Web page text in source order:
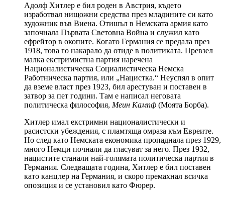
Адолф Хитлер е бил роден в Австрия, където
изработвал нищожни средства през младините си като
художник във Виена. Отишъл в Немската армия като
започнала Първата Световна Война и служил като
ефрейтор в окопите. Когато Германия се предала през
1918, това го накарало да отиде в политиката. Превзел
малка екстримистна партия наречена
Националистическа Социалистическа Немска
Работническа партия, или „Нацистка.“ Неуспял в опит
да вземе власт през 1923, бил арестуван и поставен в
затвор за пет години. Там е написал неговата
политическа философия, Меин Кампф (Моята Борба).
Хитлер имал екстримни националистически и
расистски убеждения, с пламтяща омраза към Евреите.
Но след като Немската економика пропаднала през 1929,
много Немци почнали да гласуват за него. През 1932,
нацистите станали най-голямата политическа партия в
Германия. Следващата година, Хитлер е бил поставен
като канцлер на Германия, и скоро премахнал всичка
опозиция и се установил като Фюрер.